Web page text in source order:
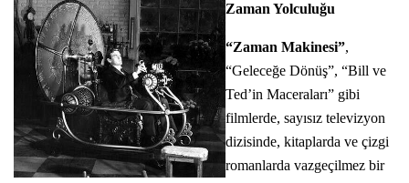
Zaman Yolculuğu
“Zaman Makinesi”,
“Geleceğe Dönüş”, “Bill ve
Ted’in Maceraları” gibi
filmlerde, sayısız televizyon
dizisinde, kitaplarda ve çizgi
romanlarda vazgeçilmez bir